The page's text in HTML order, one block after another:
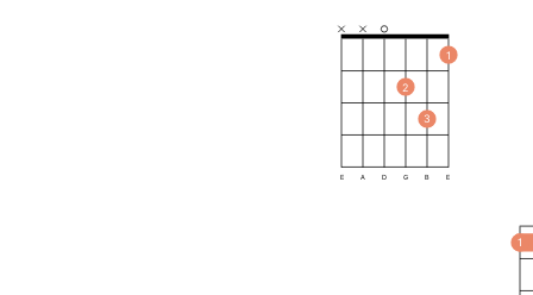
2
3
1
E A D G B E
1